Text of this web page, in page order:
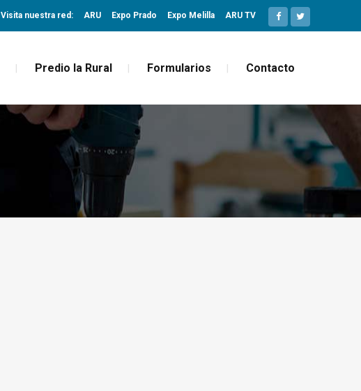
Visita nuestra red: ARU Expo Prado Expo Melilla ARU TV
Predio la Rural Formularios Contacto